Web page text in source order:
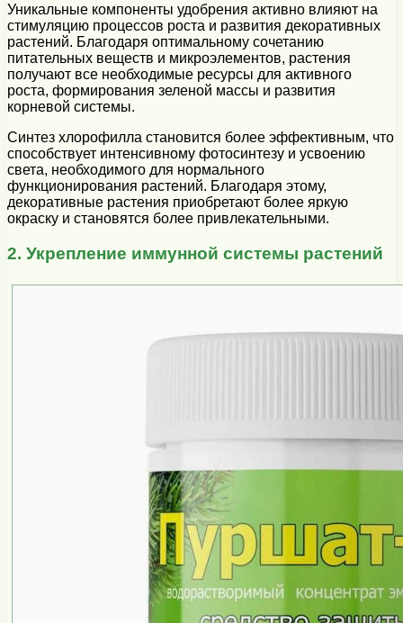
Уникальные компоненты удобрения активно влияют на
стимуляцию процессов роста и развития декоративных
растений. Благодаря оптимальному сочетанию
питательных веществ и микроэлементов, растения
получают все необходимые ресурсы для активного
роста, формирования зеленой массы и развития
корневой системы.
Синтез хлорофилла становится более эффективным, что
способствует интенсивному фотосинтезу и усвоению
света, необходимого для нормального
функционирования растений. Благодаря этому,
декоративные растения приобретают более яркую
окраску и становятся более привлекательными.
2. Укрепление иммунной системы растений